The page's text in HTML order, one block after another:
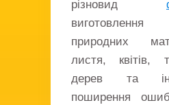
різновид
природних
листя, квітів,
дерев та
поширення